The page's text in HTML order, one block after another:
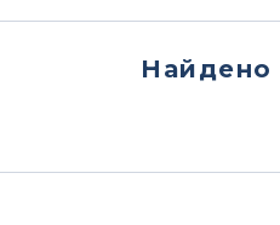
Найдено